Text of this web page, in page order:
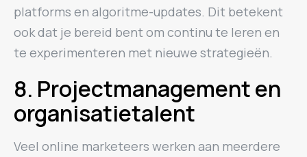
platforms en algoritme-updates. Dit betekent
ook dat je bereid bent om continu te leren en
te experimenteren met nieuwe strategieën.
8. Projectmanagement en
organisatietalent
Veel online marketeers werken aan meerdere